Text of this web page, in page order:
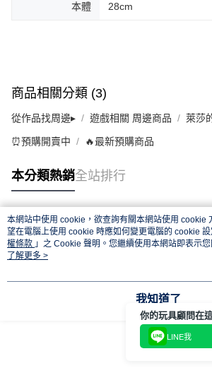
本體 28cm
商品相關分類 (3)
從作品找周邊▸ 遊戲相關 周邊商品 萊莎
⏰預購開賣中 🔥最新預購商品
本分類熱銷全站排行
熱門標籤
本網站中使用 cookie，欲查詢有關本網站使用 cookie
望在電腦上使用 cookie 時應如何變更電腦的 cookie
權條款 」之 Cookie 聲明。您繼續使用本網站即表示
用條款之 Cookie 聲明使用 cookie。
了解更多 >
我知道了
你的玩具顧問在
LINE我